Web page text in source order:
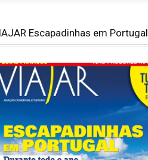
Escapadinhas em Portugal